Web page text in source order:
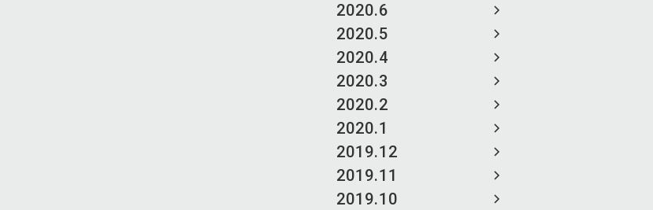
2020.6
2020.5
2020.4
2020.3
2020.2
2020.1
2019.12
2019.11
2019.10